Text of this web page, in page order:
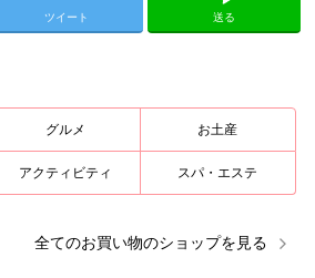
ツイート 送る
グルメ お土産
アクティビティ スパ・エステ
全てのお買い物のショップを見る